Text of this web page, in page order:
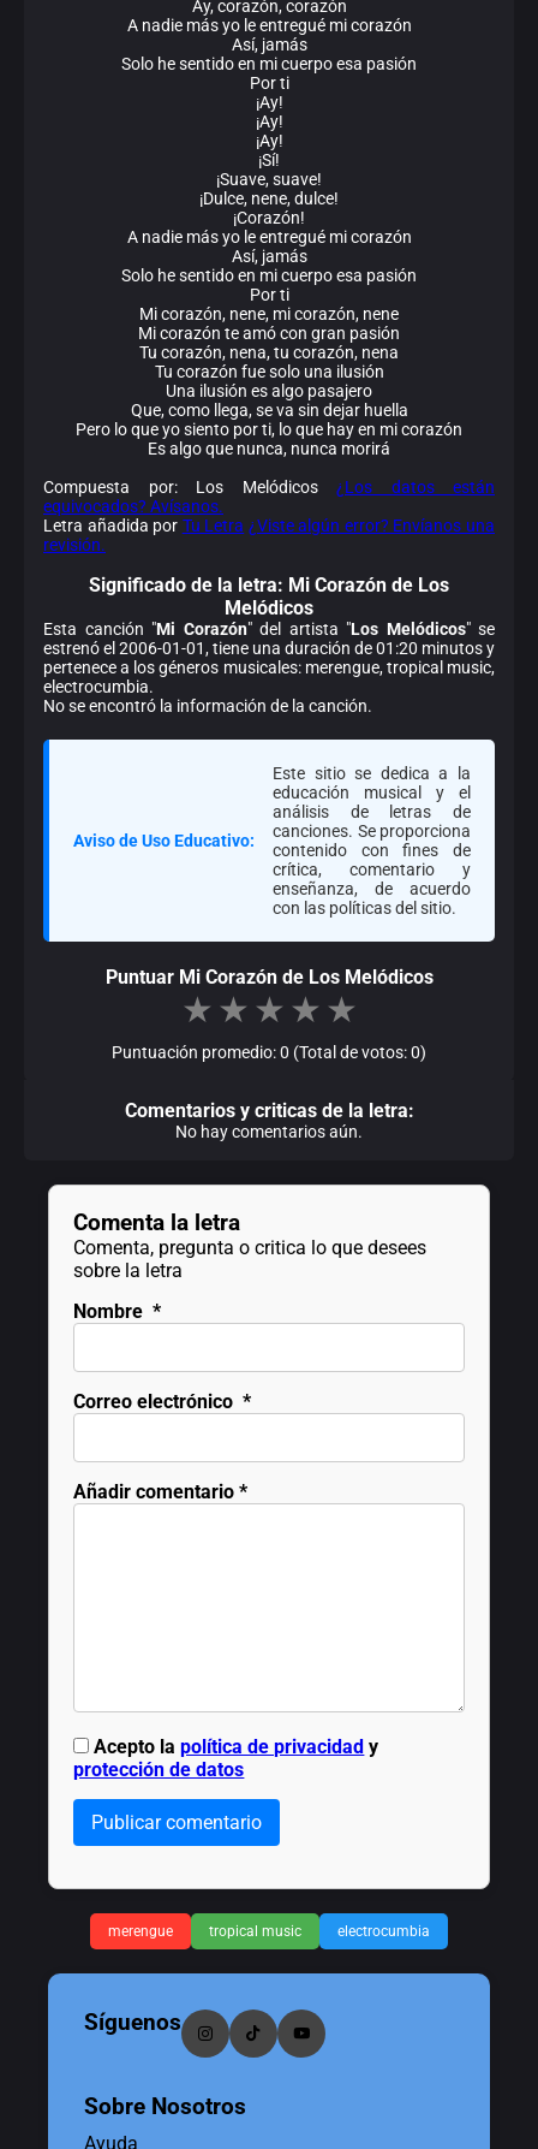
Ay, corazón, corazón
A nadie más yo le entregué mi corazón
Así, jamás
Solo he sentido en mi cuerpo esa pasión
Por ti
¡Ay!
¡Ay!
¡Ay!
¡Sí!
¡Suave, suave!
¡Dulce, nene, dulce!
¡Corazón!
A nadie más yo le entregué mi corazón
Así, jamás
Solo he sentido en mi cuerpo esa pasión
Por ti
Mi corazón, nene, mi corazón, nene
Mi corazón te amó con gran pasión
Tu corazón, nena, tu corazón, nena
Tu corazón fue solo una ilusión
Una ilusión es algo pasajero
Que, como llega, se va sin dejar huella
Pero lo que yo siento por ti, lo que hay en mi corazón
Es algo que nunca, nunca morirá
Compuesta por: Los Melódicos ¿Los datos están
equivocados? Avísanos.
Letra añadida por Tu Letra ¿Viste algún error? Envíanos una
revisión.
Significado de la letra: Mi Corazón de Los
Melódicos
Esta canción "Mi Corazón" del artista "Los Melódicos" se
estrenó el 2006-01-01, tiene una duración de 01:20 minutos y
pertenece a los géneros musicales: merengue, tropical music,
electrocumbia.
No se encontró la información de la canción.
Aviso de Uso Educativo:
Este sitio se dedica a la
educación musical y el
análisis de letras de
canciones. Se proporciona
contenido con fines de
crítica, comentario y
enseñanza, de acuerdo
con las políticas del sitio.
Puntuar Mi Corazón de Los Melódicos
★ ★ ★ ★ ★
Puntuación promedio: 0 (Total de votos: 0)
Comentarios y criticas de la letra:
No hay comentarios aún.
Comenta la letra
Comenta, pregunta o critica lo que desees
sobre la letra
Nombre *
Correo electrónico *
Añadir comentario *
Acepto lapolítica de privacidad y
protección de datos
Publicar comentario
merengue tropical music electrocumbia
Síguenos
Sobre Nosotros
Ayuda